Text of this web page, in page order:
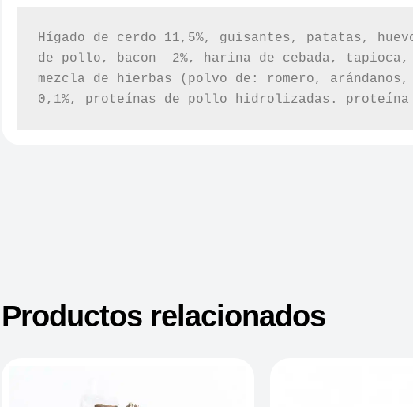
Hígado de cerdo 11,5%, guisantes, patatas,
de pollo, bacon  2%, harina de cebada,
mezcla de hierbas (polvo de: romero,
0,1%, proteínas de pollo hidrolizadas. proteína
Productos relacionados